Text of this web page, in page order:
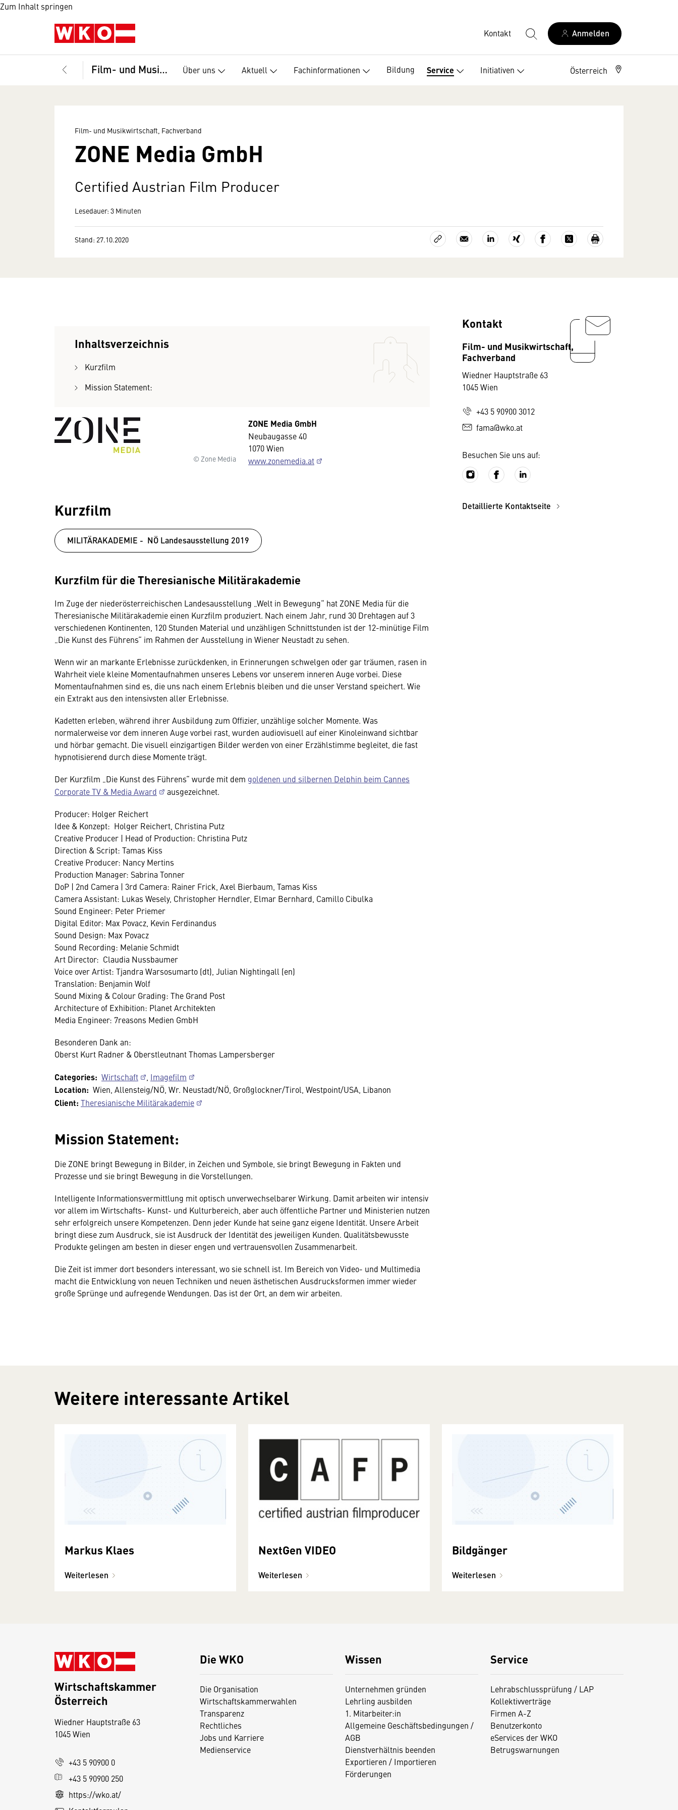
Zum Inhalt springen
Kontakt Anmelden
Film- und Musikwirtschaft, Fachverband Über uns Aktuell Fachinformationen Bildung Service Initiativen Österreich
Film- und Musikwirtschaft, Fachverband
ZONE Media GmbH
Certified Austrian Film Producer
Lesedauer: 3 Minuten
Stand: 27.10.2020
Inhaltsverzeichnis
Kurzfilm
Mission Statement:
© Zone Media
ZONE Media GmbH
Neubaugasse 40
1070 Wien
www.zonemedia.at
Kurzfilm
MILITÄRAKADEMIE - NÖ Landesausstellung 2019
Kurzfilm für die Theresianische Militärakademie
Im Zuge der niederösterreichischen Landesausstellung „Welt in Bewegung“ hat ZONE Media für die
Theresianische Militärakademie einen Kurzfilm produziert. Nach einem Jahr, rund 30 Drehtagen auf 3
verschiedenen Kontinenten, 120 Stunden Material und unzähligen Schnittstunden ist der 12-minütige Film
„Die Kunst des Führens“ im Rahmen der Ausstellung in Wiener Neustadt zu sehen.
Wenn wir an markante Erlebnisse zurückdenken, in Erinnerungen schwelgen oder gar träumen, rasen in
Wahrheit viele kleine Momentaufnahmen unseres Lebens vor unserem inneren Auge vorbei. Diese
Momentaufnahmen sind es, die uns nach einem Erlebnis bleiben und die unser Verstand speichert. Wie
ein Extrakt aus den intensivsten aller Erlebnisse.
Kadetten erleben, während ihrer Ausbildung zum Offizier, unzählige solcher Momente. Was
normalerweise vor dem inneren Auge vorbei rast, wurden audiovisuell auf einer Kinoleinwand sichtbar
und hörbar gemacht. Die visuell einzigartigen Bilder werden von einer Erzählstimme begleitet, die fast
hypnotisierend durch diese Momente trägt.
Der Kurzfilm „Die Kunst des Führens“ wurde mit dem goldenen und silbernen Delphin beim Cannes
Corporate TV & Media Award
ausgezeichnet.
Producer: Holger Reichert
Idee & Konzept: Holger Reichert, Christina Putz
Creative Producer | Head of Production: Christina Putz
Direction & Script: Tamas Kiss
Creative Producer: Nancy Mertins
Production Manager: Sabrina Tonner
DoP | 2nd Camera | 3rd Camera: Rainer Frick, Axel Bierbaum, Tamas Kiss
Camera Assistant: Lukas Wesely, Christopher Herndler, Elmar Bernhard, Camillo Cibulka
Sound Engineer: Peter Priemer
Digital Editor: Max Povacz, Kevin Ferdinandus
Sound Design: Max Povacz
Sound Recording: Melanie Schmidt
Art Director: Claudia Nussbaumer
Voice over Artist: Tjandra Warsosumarto (dt), Julian Nightingall (en)
Translation: Benjamin Wolf
Sound Mixing & Colour Grading: The Grand Post
Architecture of Exhibition: Planet Architekten
Media Engineer: 7reasons Medien GmbH
Besonderen Dank an:
Oberst Kurt Radner & Oberstleutnant Thomas Lampersberger
Categories: Wirtschaft Imagefilm
Location: Wien, Allensteig/NÖ, Wr. Neustadt/NÖ, Großglockner/Tirol, Westpoint/USA, Libanon
Client: Theresianische Militärakademie
Mission Statement:
Die ZONE bringt Bewegung in Bilder, in Zeichen und Symbole, sie bringt Bewegung in Fakten und
Prozesse und sie bringt Bewegung in die Vorstellungen.
Intelligente Informationsvermittlung mit optisch unverwechselbarer Wirkung. Damit arbeiten wir intensiv
vor allem im Wirtschafts- Kunst- und Kulturbereich, aber auch öffentliche Partner und Ministerien nutzen
sehr erfolgreich unsere Kompetenzen. Denn jeder Kunde hat seine ganz eigene Identität. Unsere Arbeit
bringt diese zum Ausdruck, sie ist Ausdruck der Identität des jeweiligen Kunden. Qualitätsbewusste
Produkte gelingen am besten in dieser engen und vertrauensvollen Zusammenarbeit.
Die Zeit ist immer dort besonders interessant, wo sie schnell ist. Im Bereich von Video- und Multimedia
macht die Entwicklung von neuen Techniken und neuen ästhetischen Ausdrucksformen immer wieder
große Sprünge und aufregende Wendungen. Das ist der Ort, an dem wir arbeiten.
Kontakt
Film- und Musikwirtschaft,
Fachverband
Wiedner Hauptstraße 63
1045 Wien
+43 5 90900 3012
fama@wko.at
Besuchen Sie uns auf:
Detaillierte Kontaktseite
Weitere interessante Artikel
Markus Klaes
Weiterlesen
NextGen VIDEO
Weiterlesen
Bildgänger
Weiterlesen
Die WKO
Die Organisation
Wirtschaftskammerwahlen
Transparenz
Rechtliches
Jobs und Karriere
Medienservice
Wissen
Unternehmen gründen
Lehrling ausbilden
1. Mitarbeiter:in
Allgemeine Geschäftsbedingungen /
AGB
Dienstverhältnis beenden
Exportieren / Importieren
Förderungen
Service
Lehrabschlussprüfung / LAP
Kollektivverträge
Firmen A-Z
Benutzerkonto
eServices der WKO
Betrugswarnungen
Wirtschaftskammer
Österreich
Wiedner Hauptstraße 63
1045 Wien
+43 5 90900 0
+43 5 90900 250
https://wko.at/